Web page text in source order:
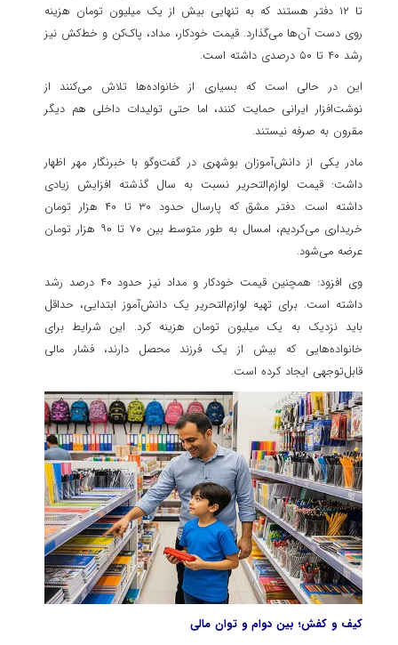
تا ۱۲ دفتر هستند که به تنهایی بیش از یک میلیون تومان هزینه
روی دست آن‌ها می‌گذارد. قیمت خودکار، مداد، پاک‌کن و خط‌کش نیز
رشد ۴۰ تا ۵۰ درصدی داشته است.
این در حالی است که بسیاری از خانواده‌ها تلاش می‌کنند از
نوشت‌افزار ایرانی حمایت کنند، اما حتی تولیدات داخلی هم دیگر
مقرون به صرفه نیستند.
مادر یکی از دانش‌آموزان بوشهری در گفت‌وگو با خبرنگار مهر اظهار
داشت: قیمت لوازم‌التحریر نسبت به سال گذشته افزایش زیادی
داشته است. دفتر مشق که پارسال حدود ۳۰ تا ۴۰ هزار تومان
خریداری می‌کردیم، امسال به طور متوسط بین ۷۰ تا ۹۰ هزار تومان
عرضه می‌شود.
وی افزود: همچنین قیمت خودکار و مداد نیز حدود ۴۰ درصد رشد
داشته است. برای تهیه لوازم‌التحریر یک دانش‌آموز ابتدایی، حداقل
باید نزدیک به یک میلیون تومان هزینه کرد. این شرایط برای
خانواده‌هایی که بیش از یک فرزند محصل دارند، فشار مالی
قابل‌توجهی ایجاد کرده است.
کیف و کفش؛ بین دوام و توان مالی